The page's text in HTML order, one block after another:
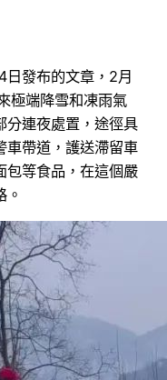
日發布的文章，2月
極端降雪和凍雨氣
分連夜處置，途徑具
車帶道，護送滯留車
包等食品，在這個嚴